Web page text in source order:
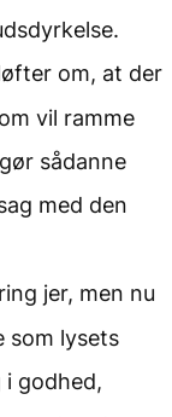
om, at der
vil ramme
sådanne
med den
jer, men nu
som lysets
i godhed,